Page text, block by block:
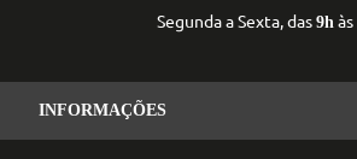
Segunda a Sexta, das 9h às
INFORMAÇÕES